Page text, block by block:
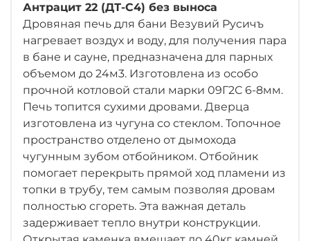
Антрацит 22 (ДТ-С4) без выноса
Дровяная печь для бани Везувий Русичъ
нагревает воздух и воду, для получения пара
в бане и сауне, предназначена для парных
объемом до 24м3. Изготовлена из особо
прочной котловой стали марки 09Г2С 6-8мм.
Печь топится сухими дровами. Дверца
изготовлена из чугуна со стеклом. Топочное
пространство отделено от дымохода
чугунным зубом отбойником. Отбойник
помогает перекрыть прямой ход пламени из
топки в трубу, тем самым позволяя дровам
полностью сгореть. Эта важная деталь
задерживает тепло внутри конструкции.